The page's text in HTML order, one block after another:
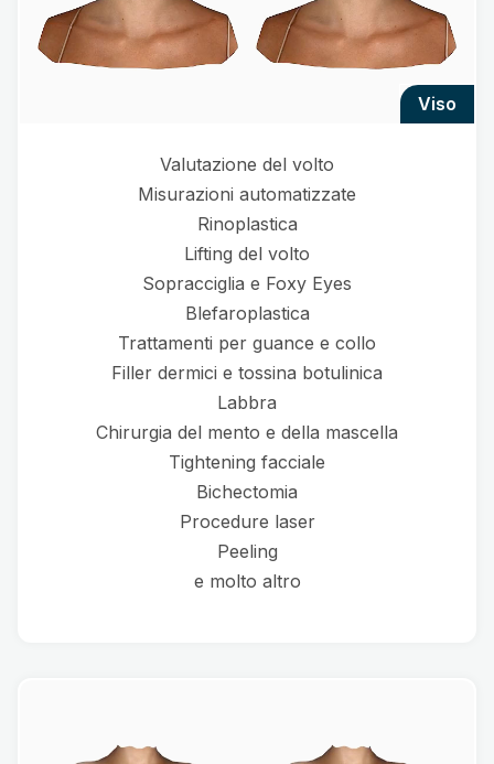
viso
Valutazione del volto
Misurazioni automatizzate
Rinoplastica
Lifting del volto
Sopracciglia e Foxy Eyes
Blefaroplastica
Trattamenti per guance e collo
Filler dermici e tossina botulinica
Labbra
Chirurgia del mento e della mascella
Tightening facciale
Bichectomia
Procedure laser
Peeling
e molto altro